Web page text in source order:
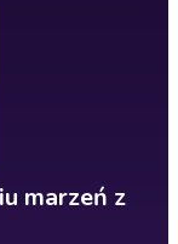
marzeń z